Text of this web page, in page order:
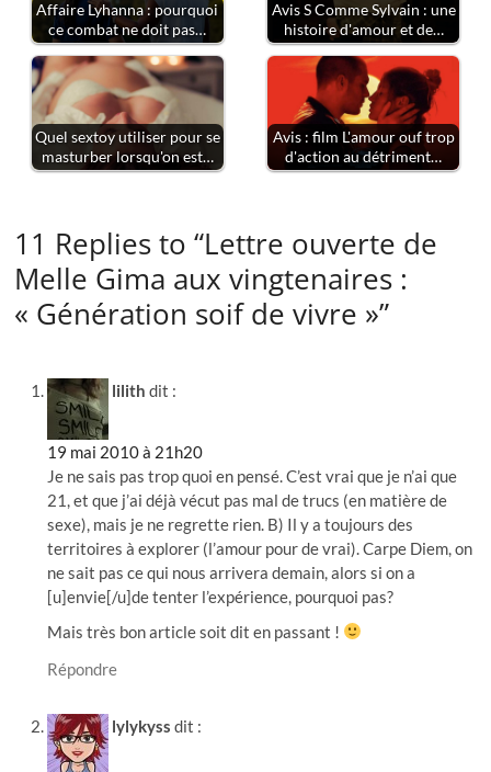
Affaire Lyhanna : pourquoi
ce combat ne doit pas…
Avis S Comme Sylvain : une
histoire d'amour et de…
Quel sextoy utiliser pour se
masturber lorsqu'on est…
Avis : film L'amour ouf trop
d'action au détriment…
11 Replies to “Lettre ouverte de
Melle Gima aux vingtenaires :
« Génération soif de vivre »”
lilith dit :
19 mai 2010 à 21h20
Je ne sais pas trop quoi en pensé. C’est vrai que je n’ai que
21, et que j’ai déjà vécut pas mal de trucs (en matière de
sexe), mais je ne regrette rien. B) Il y a toujours des
territoires à explorer (l’amour pour de vrai). Carpe Diem, on
ne sait pas ce qui nous arrivera demain, alors si on a
[u]envie[/u]de tenter l’expérience, pourquoi pas?
Mais très bon article soit dit en passant !
Répondre
lylykyss dit :